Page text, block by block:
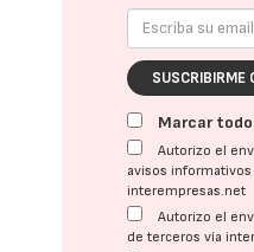
SUSCRIBIRME
Marcar
Autorizo el
avisos
interempresas.net
Autorizo el
de terceros vía